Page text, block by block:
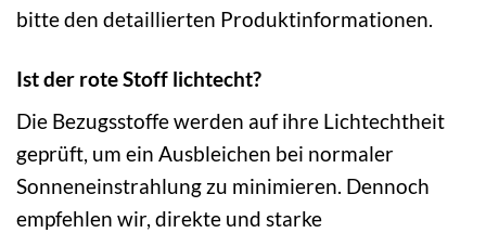
bitte den detaillierten Produktinformationen.
Ist der rote Stoff lichtecht?
Die Bezugsstoffe werden auf ihre Lichtechtheit
geprüft, um ein Ausbleichen bei normaler
Sonneneinstrahlung zu minimieren. Dennoch
empfehlen wir, direkte und starke